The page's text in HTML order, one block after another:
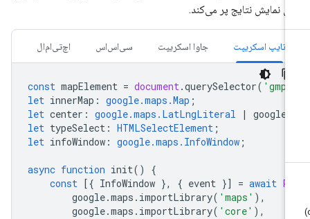
نمایش نتایج پر می‌کند.
تایپ اسکریپت جاوا اسکریپت سی‌اس‌اس اچ‌تی‌ام‌ال
const mapElement = document.querySelector(
let innerMap: google.maps.Map
let center: google.maps.LatLngLiteral | google
let typeSelect: HTMLSelectElement
let infoWindow: google.maps.InfoWindow
async function init ()
const [{ InfoWindow }, { event }] = await
google.maps.importLibrary('maps'
google.maps.importLibrary('core'